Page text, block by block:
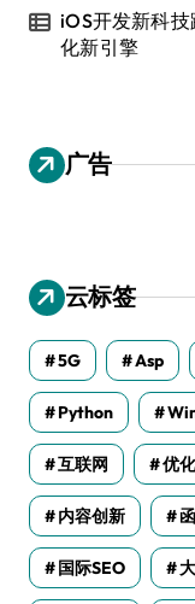
iOS开发新科
化新引擎
广告
云标签
5G Asp
Python
互联网 优化
内容创新
国际SEO